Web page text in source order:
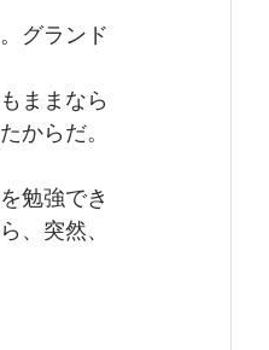
グランド
ままなら
からだ。
勉強でき
、突然、